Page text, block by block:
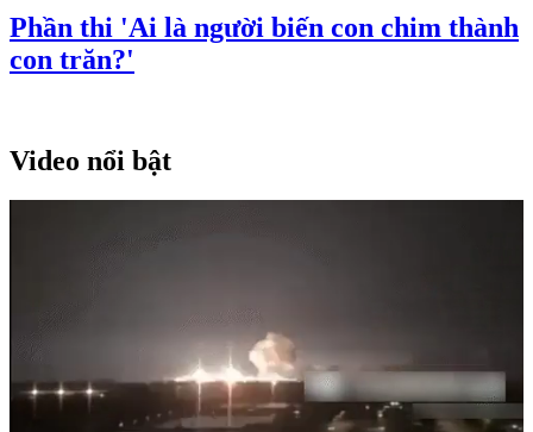
Phần thi 'Ai là người biến con chim thành
con trăn?'
Video nổi bật